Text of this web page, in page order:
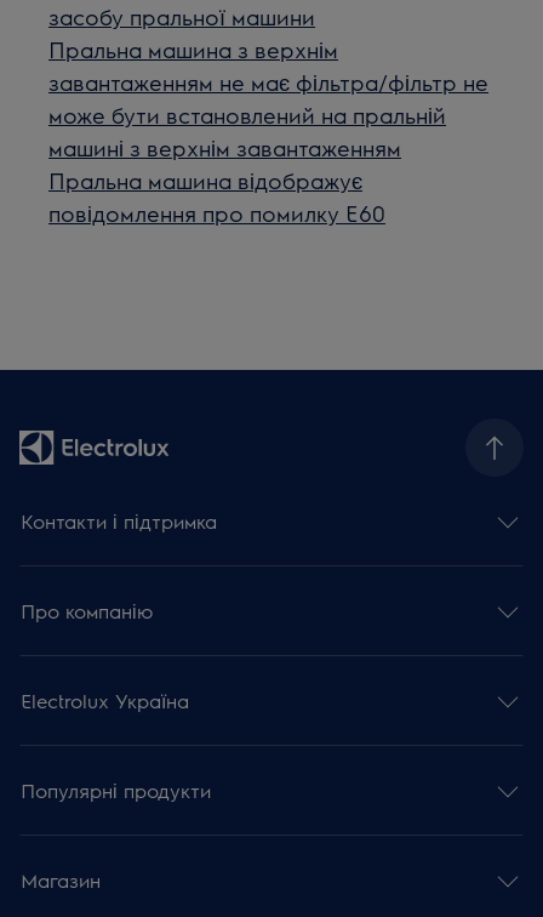
засобу пральної машини
Пральна машина з верхнім
завантаженням не має фільтра/фільтр не
може бути встановлений на пральній
машині з верхнім завантаженням
Пральна машина відображує
повідомлення про помилку E60
Контакти і підтримка
Про компанію
Electrolux Україна
Популярні продукти
Магазин